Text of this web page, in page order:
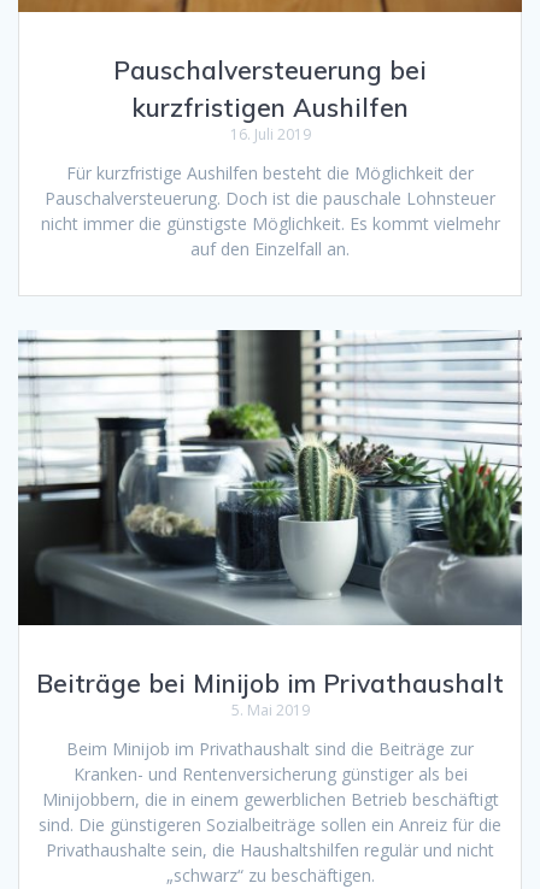
Pauschalversteuerung bei
kurzfristigen Aushilfen
16. Juli 2019
Für kurzfristige Aushilfen besteht die Möglichkeit der
Pauschalversteuerung. Doch ist die pauschale Lohnsteuer
nicht immer die günstigste Möglichkeit. Es kommt vielmehr
auf den Einzelfall an.
Beiträge bei Minijob im Privathaushalt
5. Mai 2019
Beim Minijob im Privathaushalt sind die Beiträge zur
Kranken- und Rentenversicherung günstiger als bei
Minijobbern, die in einem gewerblichen Betrieb beschäftigt
sind. Die günstigeren Sozialbeiträge sollen ein Anreiz für die
Privathaushalte sein, die Haushaltshilfen regulär und nicht
„schwarz“ zu beschäftigen.